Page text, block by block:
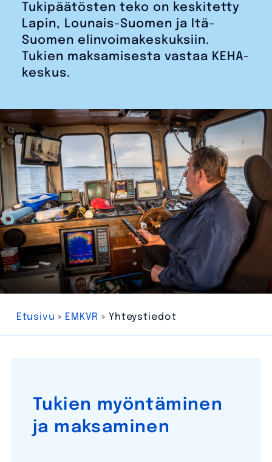
Etusivu » EMKVR » Yhteystiedot
Tukipäätösten teko on keskitetty
Lapin, Lounais-Suomen ja Itä-
Suomen elinvoimakeskuksiin.
Tukien maksamisesta vastaa KEHA-
keskus.
Tukien myöntäminen
ja maksaminen